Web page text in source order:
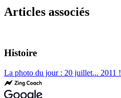
Articles associés
Histoire
La photo du jour : 20 juillet... 2011 !